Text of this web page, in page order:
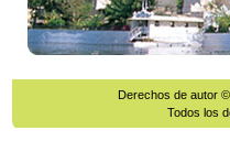
Derechos de autor
Todos los